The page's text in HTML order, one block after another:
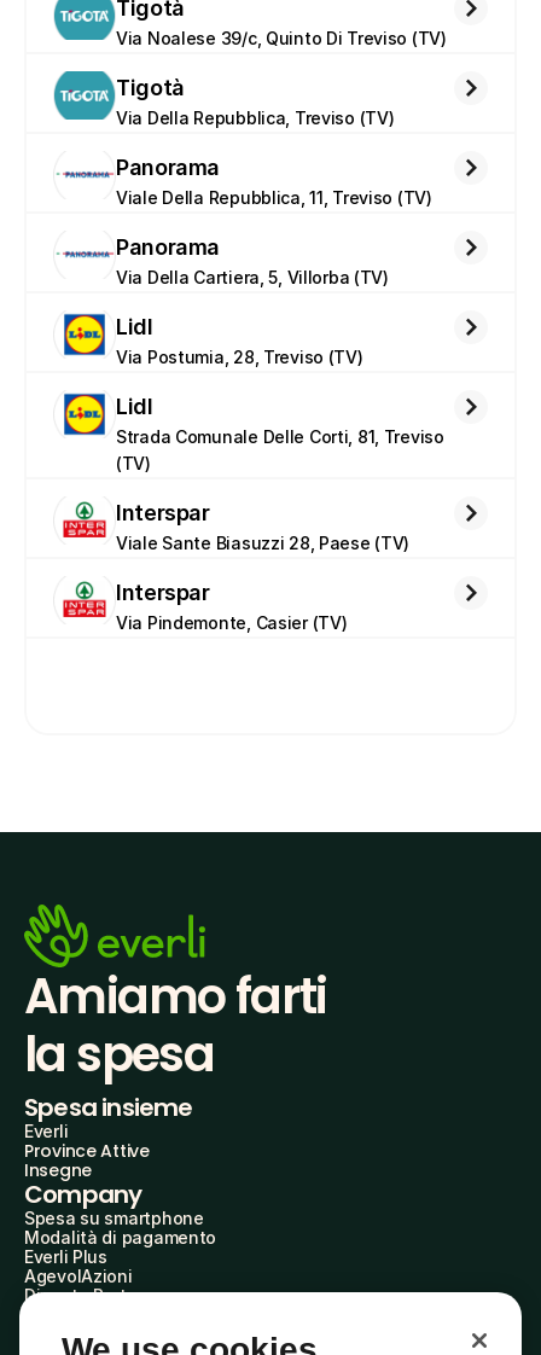
Tigotà
Via Noalese 39/c, Quinto Di Treviso (TV)
Tigotà
Via Della Repubblica, Treviso (TV)
Panorama
Viale Della Repubblica, 11, Treviso (TV)
Panorama
Via Della Cartiera, 5, Villorba (TV)
Lidl
Via Postumia, 28, Treviso (TV)
Lidl
Strada Comunale Delle Corti, 81, Treviso
(TV)
Interspar
Viale Sante Biasuzzi 28, Paese (TV)
Interspar
Via Pindemonte, Casier (TV)
Amiamo farti
la spesa
Spesa insieme
Everli
Province Attive
Insegne
Company
Spesa su smartphone
Modalità di pagamento
Everli Plus
AgevolAzioni
Diventa Partner
Everli Shoppers